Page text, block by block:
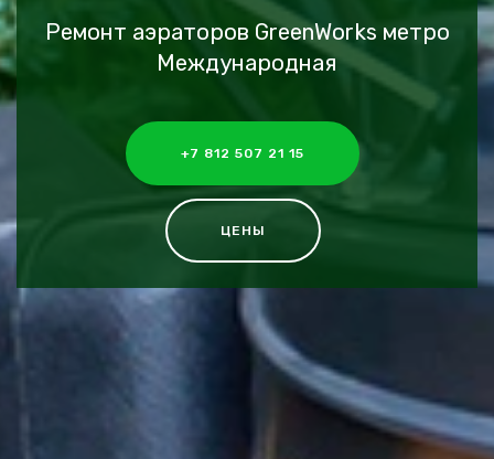
Ремонт аэраторов GreenWorks метро
Международная
+7 812 507 21 15
ЦЕНЫ